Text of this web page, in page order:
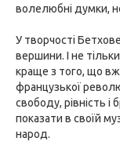
волелюбні думки,
У творчості
вершини. І не
краще з того, що
французької
свободу, рівність
показати в своїй
народ.